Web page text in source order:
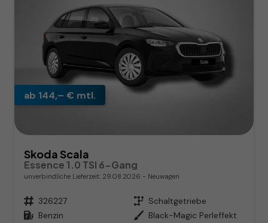
ab 144,– € mtl.
Skoda Scala
Essence 1.0 TSI 6-Gang
unverbindliche Lieferzeit: 29.08.2026 Neuwagen
Fahrzeugnr. 326227 Getriebe Schaltgetriebe
Kraftstoff Benzin Außenfarbe Black-Magic Perleffekt